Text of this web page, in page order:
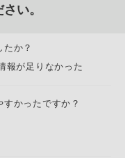
い。
か？
報が足りなかった
かったですか？